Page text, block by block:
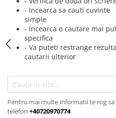
- Incearca sa cauti cuvinte
simple
- Incearca o cautare mai
specifica
- Va puteti restrange
cautarii ulterior
Pentru mai multe informatii te rog
telefon +40720970774